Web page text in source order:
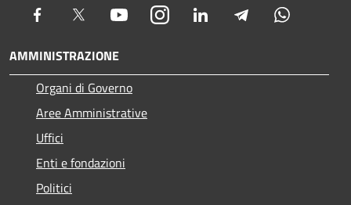
Facebook Twitter YoutubeInstagram LinkedIn Telegram
AMMINISTRAZIONE
Organi di Governo
Aree Amministrative
Uffici
Enti e fondazioni
Politici